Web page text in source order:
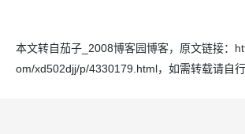
本文转自茄子_2008博客园博客，原文链接：
om/xd502djj/p/4330179.html，如需转载请自